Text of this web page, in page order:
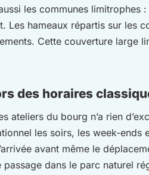
les communes
Les hameaux répartis sur
Cette couverture large
des horaires
ateliers du bourg n’a rien
les soirs, les week-
avant même le
dans le parc naturel